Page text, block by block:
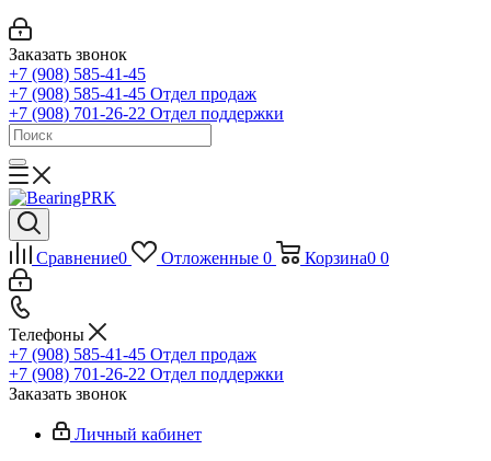
Заказать звонок
+7 (908) 585-41-45
+7 (908) 585-41-45 Отдел продаж
+7 (908) 701-26-22 Отдел поддержки
Сравнение0 Отложенные 0 Корзина0 0
Телефоны
+7 (908) 585-41-45 Отдел продаж
+7 (908) 701-26-22 Отдел поддержки
Заказать звонок
Личный кабинет